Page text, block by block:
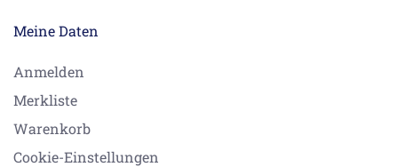
Meine Daten
Anmelden
Merkliste
Warenkorb
Cookie-Einstellungen